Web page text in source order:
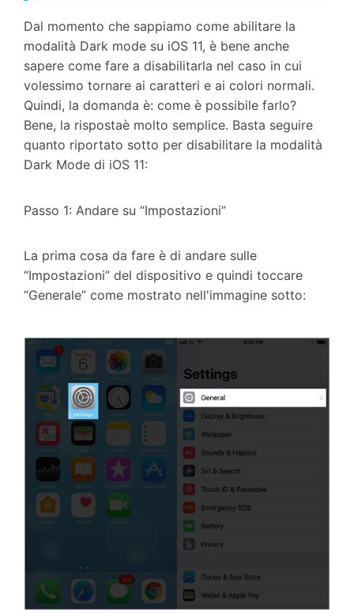
Dal momento che sappiamo come abilitare la
modalità Dark mode su iOS 11, è bene anche
sapere come fare a disabilitarla nel caso in cui
volessimo tornare ai caratteri e ai colori normali.
Quindi, la domanda è: come è possibile farlo?
Bene, la rispostaè molto semplice. Basta seguire
quanto riportato sotto per disabilitare la modalità
Dark Mode di iOS 11:
Passo 1: Andare su “Impostazioni”
La prima cosa da fare è di andare sulle
“Impostazioni” del dispositivo e quindi toccare
“Generale” come mostrato nell'immagine sotto: